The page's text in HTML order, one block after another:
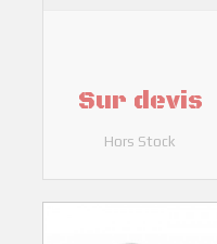
Sur devis
Hors Stock